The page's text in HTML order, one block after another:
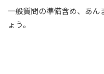
一般質問の準備含め、あ
ょう。